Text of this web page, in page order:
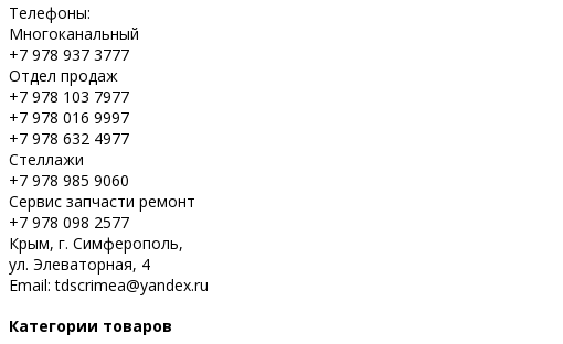
Телефоны:
Многоканальный
+7 978 937 3777
Отдел продаж
+7 978 103 7977
+7 978 016 9997
+7 978 632 4977
Стеллажи
+7 978 985 9060
Сервис запчасти ремонт
+7 978 098 2577
Крым, г. Симферополь,
ул. Элеваторная, 4
Email: tdscrimea@yandex.ru
Категории товаров